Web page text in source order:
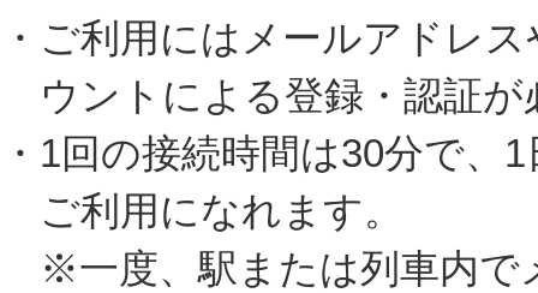
・ご利用にはメールアドレ
ウントによる登録・認証が
・1回の接続時間は30分で、
ご利用になれます。
※一度、駅または列車内で